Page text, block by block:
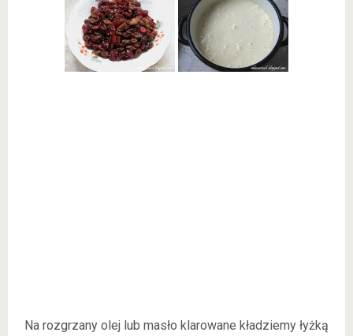
Na rozgrzany olej lub masło klarowane kładziemy łyżką